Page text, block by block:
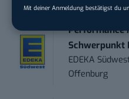
Mit deiner Anmeldung bestätigst du
Performance
Schwerpunkt
EDEKA
Offenburg